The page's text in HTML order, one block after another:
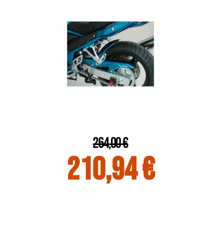
264,00 €
210,94 €